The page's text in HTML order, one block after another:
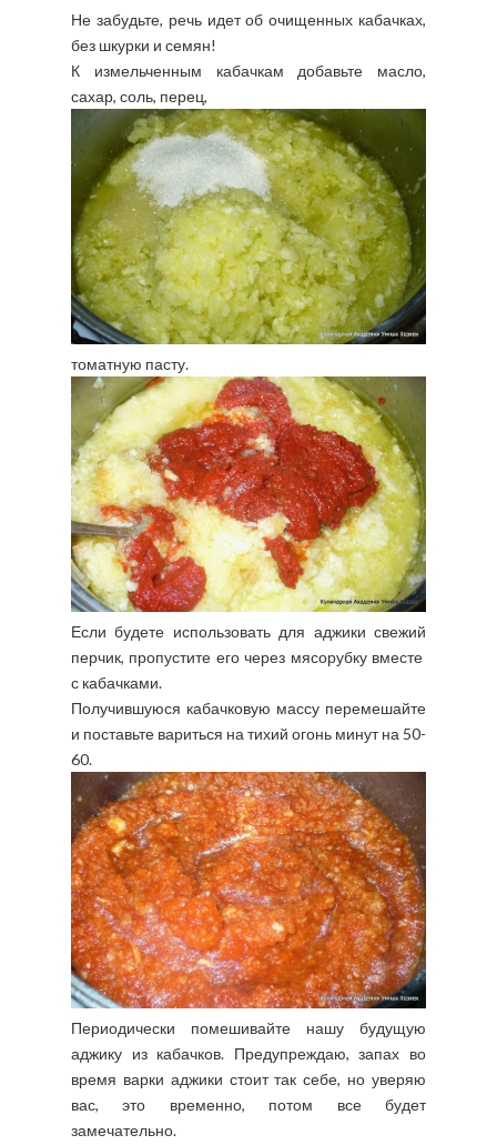
Не забудьте, речь идет об очищенных кабачках,
без шкурки и семян!
К измельченным кабачкам добавьте масло,
сахар, соль, перец,
томатную пасту.
Если будете использовать для аджики свежий
перчик, пропустите его через мясорубку вместе
с кабачками.
Получившуюся кабачковую массу перемешайте
и поставьте вариться на тихий огонь минут на 50-
60.
Периодически помешивайте нашу будущую
аджику из кабачков. Предупреждаю, запах во
время варки аджики стоит так себе, но уверяю
вас, это временно, потом все будет
замечательно.